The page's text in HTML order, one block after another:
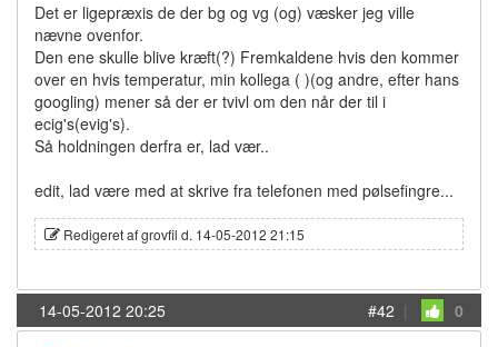
Det er ligepræxis de der bg og vg (og) væsker jeg ville
nævne ovenfor.
Den ene skulle blive kræft(?) Fremkaldene hvis den kommer
over en hvis temperatur, min kollega ( )(og andre, efter hans
googling) mener så der er tvivl om den når der til i
ecig's(evig's).
Så holdningen derfra er, lad vær..
edit, lad være med at skrive fra telefonen med pølsefingre...
Redigeret af grovfil d. 14-05-2012 21:15
14-05-2012 20:25 #42 | 0